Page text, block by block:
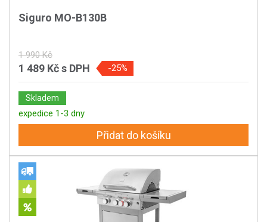
Siguro MO-B130B
1 990 Kč
1 489 Kčs DPH -25%
Skladem
expedice 1-3 dny
Přidat do košíku